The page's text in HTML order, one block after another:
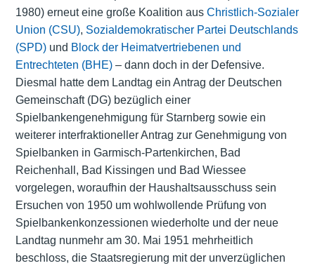
1980) erneut eine große Koalition aus Christlich-Sozialer
Union (CSU), Sozialdemokratischer Partei Deutschlands
(SPD)und Block der Heimatvertriebenen und
Entrechteten (BHE)– dann doch in der Defensive.
Diesmal hatte dem Landtag ein Antrag der Deutschen
Gemeinschaft (DG) bezüglich einer
Spielbankengenehmigung für Starnberg sowie ein
weiterer interfraktioneller Antrag zur Genehmigung von
Spielbanken in Garmisch-Partenkirchen, Bad
Reichenhall, Bad Kissingen und Bad Wiessee
vorgelegen, woraufhin der Haushaltsausschuss sein
Ersuchen von 1950 um wohlwollende Prüfung von
Spielbankenkonzessionen wiederholte und der neue
Landtag nunmehr am 30. Mai 1951 mehrheitlich
beschloss, die Staatsregierung mit der unverzüglichen